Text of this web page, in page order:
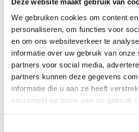
Deze website maakt gebruik van
We gebruiken cookies om content
personaliseren, om functies voor
en om ons websiteverkeer te
informatie over uw gebruik van onze
partners voor social media,
partners kunnen deze gegevens
informatie die u aan ze heeft
verzameld op basis van uw gebruik